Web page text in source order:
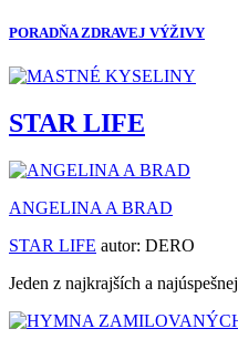
PORADŇA ZDRAVEJ VÝŽIVY
STAR LIFE
ANGELINA A BRAD
STAR LIFE autor: DERO
Jeden z najkrajších a